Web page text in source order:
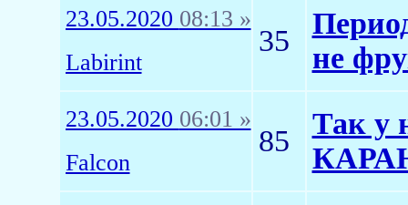
23.05.2020 08:13 »
Labirint
35
не
23.05.2020 06:01 »
Falcon
85
Так у